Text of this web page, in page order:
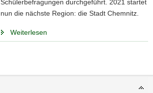
Schülerbefragungen durchgeführt. 2021 startet
nun die nächste Region: die Stadt Chemnitz.
Weiterlesen